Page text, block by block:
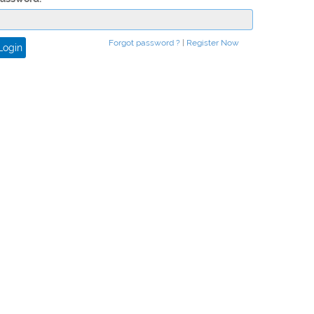
Forgot password ? Register Now